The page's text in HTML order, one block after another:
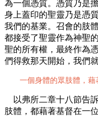
為一個憑質。憑質乃是
身上蓋印的聖靈乃是憑
我們的基業。召會的肢
都接受了聖靈作為神聖
聖的所有權，最終作為
們得救那天開始，我們
一個身體的眾肢體，
以弗所二章十八節告
肢體，都藉著基督在一